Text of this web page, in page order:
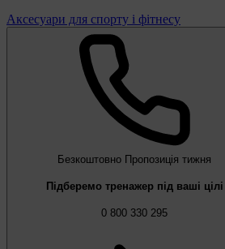
Аксесуари для спорту і фітнесу
Безкоштовно Пропозиція тижня
Підберемо тренажер під ваші цілі
0 800 330 295